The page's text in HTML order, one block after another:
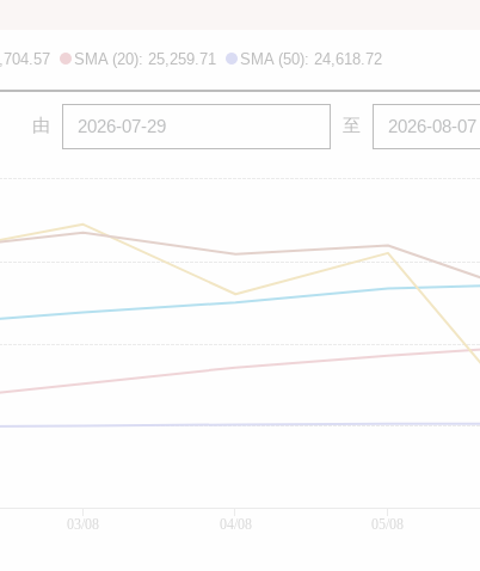
SMA (20): 25,259.71 SMA (50): 24,618.72
由 至
03/08 04/08 05/08